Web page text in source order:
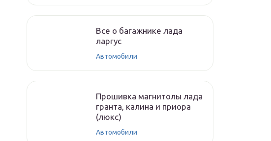
Все о багажнике лада
ларгус
Автомобили
Прошивка магнитолы лада
гранта, калина и приора
(люкс)
Автомобили